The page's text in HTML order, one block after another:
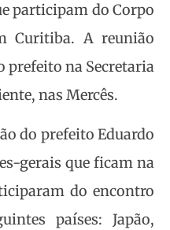
participam do Corpo
Curitiba. A reunião
prefeito na Secretaria
nas Mercês.
do prefeito Eduardo
gerais que ficam na
do encontro
países: Japão,